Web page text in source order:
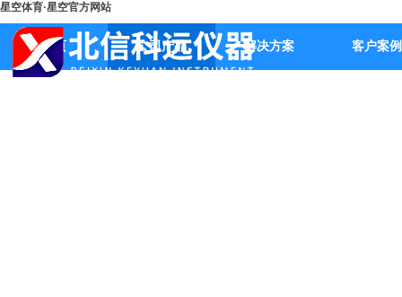
星空体育·星空官方网站
首页 公司产品 解决方案 客户案例